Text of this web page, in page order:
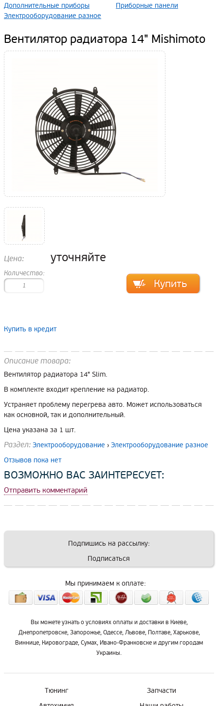
Дополнительные приборы
Приборные панели
Электрооборудование разное
Вентилятор радиатора 14" Mishimoto
Цена: уточняйте
Количество:
Купить в кредит
Описание товара:
Вентилятор радиатора 14" Slim.
В комплекте входит крепление на радиатор.
Устраняет проблему перегрева авто. Может использоваться
как основной, так и дополнительный.
Цена указана за 1 шт.
Раздел: Электрооборудование › Электрооборудование разное
Отзывов пока нет
ВОЗМОЖНО ВАС ЗАИНТЕРЕСУЕТ:
Отправить комментарий
Подпишись на рассылку:
Подписаться
Мы принимаем к оплате:
Вы можете узнать о условиях оплаты и доставки в Киеве,
Днепропетровске, Запорожье, Одессе, Львове, Полтаве, Харькове,
Виннице, Кировограде, Сумах, Ивано-Франковске и другим городам
Украины.
Тюнинг
Запчасти